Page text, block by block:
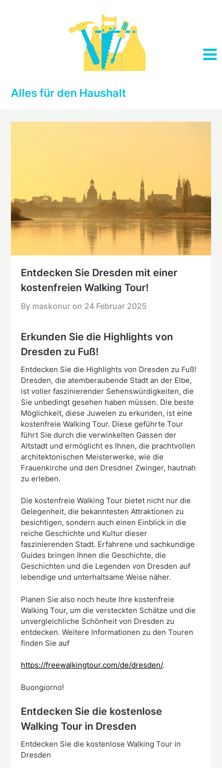
Alles für den Haushalt
Entdecken Sie Dresden mit einer
kostenfreien Walking Tour!
By maskonur on 24 Februar 2025
Erkunden Sie die Highlights von
Dresden zu Fuß!
Entdecken Sie die Highlights von Dresden zu Fuß!
Dresden, die atemberaubende Stadt an der Elbe,
ist voller faszinierender Sehenswürdigkeiten, die
Sie unbedingt gesehen haben müssen. Die beste
Möglichkeit, diese Juwelen zu erkunden, ist eine
kostenfreie Walking Tour. Diese geführte Tour
führt Sie durch die verwinkelten Gassen der
Altstadt und ermöglicht es Ihnen, die prachtvollen
architektonischen Meisterwerke, wie die
Frauenkirche und den Dresdner Zwinger, hautnah
zu erleben.
Die kostenfreie Walking Tour bietet nicht nur die
Gelegenheit, die bekanntesten Attraktionen zu
besichtigen, sondern auch einen Einblick in die
reiche Geschichte und Kultur dieser
faszinierenden Stadt. Erfahrene und sachkundige
Guides bringen Ihnen die Geschichte, die
Geschichten und die Legenden von Dresden auf
lebendige und unterhaltsame Weise näher.
Planen Sie also noch heute Ihre kostenfreie
Walking Tour, um die versteckten Schätze und die
unvergleichliche Schönheit von Dresden zu
entdecken. Weitere Informationen zu den Touren
finden Sie auf
https://freewalkingtour.com/de/dresden/.
Buongiorno!
Entdecken Sie die kostenlose
Walking Tour in Dresden
Entdecken Sie die kostenlose Walking Tour in
Dresden